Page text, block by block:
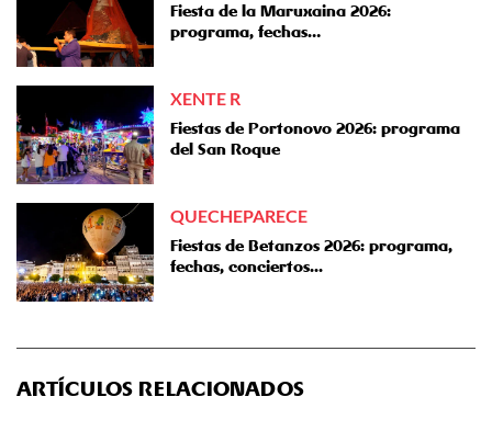
Fiesta de la Maruxaina 2026:
programa, fechas…
XENTE R
Fiestas de Portonovo 2026: programa
del San Roque
QUECHEPARECE
Fiestas de Betanzos 2026: programa,
fechas, conciertos...
ARTÍCULOS RELACIONADOS